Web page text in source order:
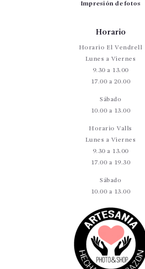
Impresión de fotos
Horario
Horario El Vendrell
Lunes a Viernes
9.30 a 13.00
17.00 a 20.00
Sábado
10.00 a 13.00
Horario Valls
Lunes a Viernes
9.30 a 13.00
17.00 a 19.30
Sábado
10.00 a 13.00